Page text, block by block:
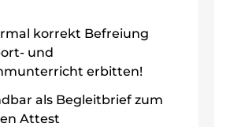
korrekt Befreiung
und
erbitten!
als Begleitbrief zum
Attest